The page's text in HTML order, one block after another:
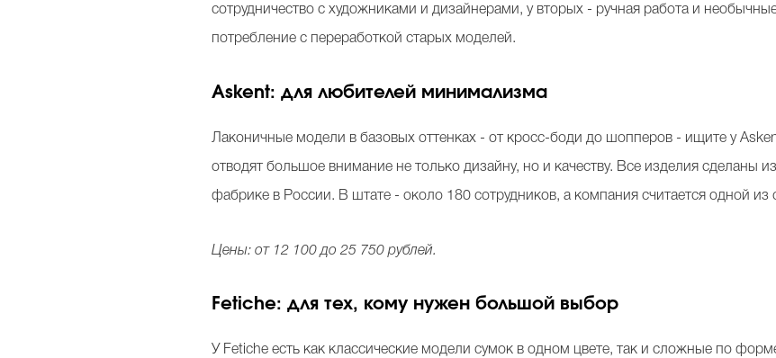
сотрудничество с художниками и дизайнерами, у вторых - ручная работа и
потребление с переработкой старых моделей.
Askent: для любителей минимализма
Лаконичные модели в базовых оттенках - от кросс-боди до шопперов - ищите у
отводят большое внимание не только дизайну, но и качеству. Все изделия сделаны
фабрике в России. В штате - около 180 сотрудников, а компания считается одной
Цены: от 12 100 до 25 750 рублей.
Fetiche: для тех, кому нужен большой выбор
У Fetiche есть как классические модели сумок в одном цвете, так и сложные по